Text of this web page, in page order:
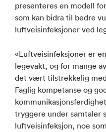
presenteres en modell
som kan bidra til bedre
luftveisinfeksjoner ved
«Luftveisinfeksjoner er
legevakt, og for mange
det vært tilstrekkelig
Faglig kompetanse og
tryggere under samtaler
luftveisinfeksjon, noe